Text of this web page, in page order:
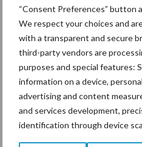
“Consent Preferences” button
We respect your choices and
with a transparent and secure
third-party vendors are
purposes and special features:
information on a device,
advertising and content
and services development,
identification through device
Bedrijfsnieuws
Toon